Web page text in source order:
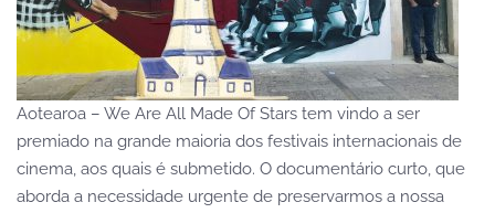
Aotearoa – We Are All Made Of Stars tem vindo a ser
premiado na grande maioria dos festivais internacionais de
cinema, aos quais é submetido. O documentário curto, que
aborda a necessidade urgente de preservarmos a nossa